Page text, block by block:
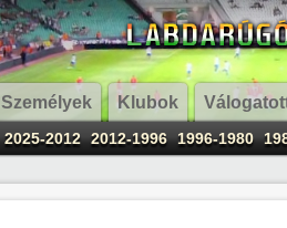
Személyek Klubok
2025-2012 2012-1996 1996-1980